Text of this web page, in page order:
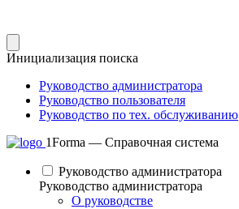
Инициализация поиска
Руководство администратора
Руководство пользователя
Руководство по тех. обслуживанию
1Forma — Справочная система
Руководство администратора
Руководство администратора
О руководстве